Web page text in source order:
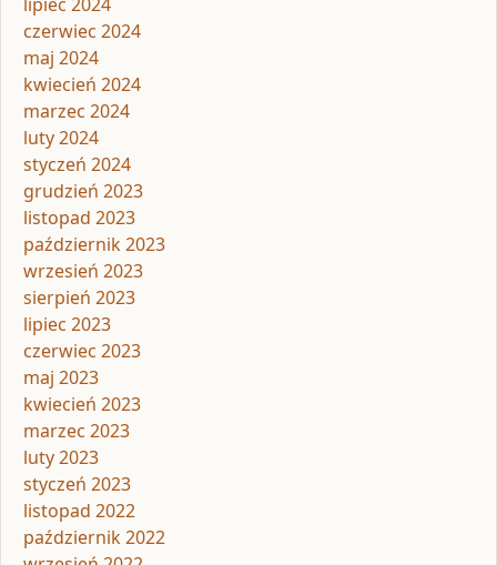
czerwiec 2024
maj 2024
kwiecień 2024
marzec 2024
luty 2024
styczeń 2024
grudzień 2023
listopad 2023
październik 2023
wrzesień 2023
sierpień 2023
lipiec 2023
czerwiec 2023
maj 2023
kwiecień 2023
marzec 2023
luty 2023
styczeń 2023
listopad 2022
październik 2022